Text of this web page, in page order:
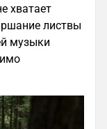
хватает
листвы
музыки